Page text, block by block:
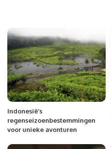
Indonesië’s
regenseizoenbestemmingen
voor unieke avonturen